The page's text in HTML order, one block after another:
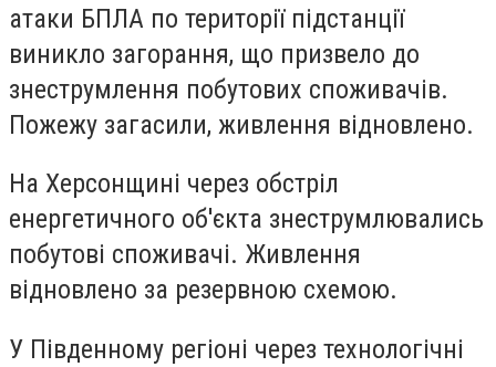
атаки БПЛА по території підстанції
виникло загорання, що призвело до
знеструмлення побутових споживачів.
Пожежу загасили, живлення відновлено.
На Херсонщині через обстріл
енергетичного об'єкта знеструмлювались
побутові споживачі. Живлення
відновлено за резервною схемою.
У Південному регіоні через технологічні